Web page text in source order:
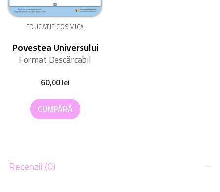
EDUCATIE COSMICA
Povestea Universului
Format Descărcabil
60,00lei
CUMPĂRĂ
Recenzii (0)